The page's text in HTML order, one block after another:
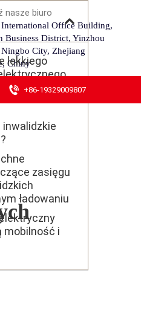
nasze biuro
Office Building,
Business District, Yinzhou
City, Zhejiang
Chiny
+86-19329009807
lekkiego
inwalidzkich
inwalidzkie
zasięgu
ładowaniu
mobilność i